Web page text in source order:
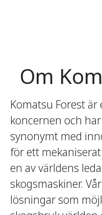
Om
Komatsu Forest är
koncernen och
synonymt med
för ett
en av världens
skogsmaskiner.
lösningar som